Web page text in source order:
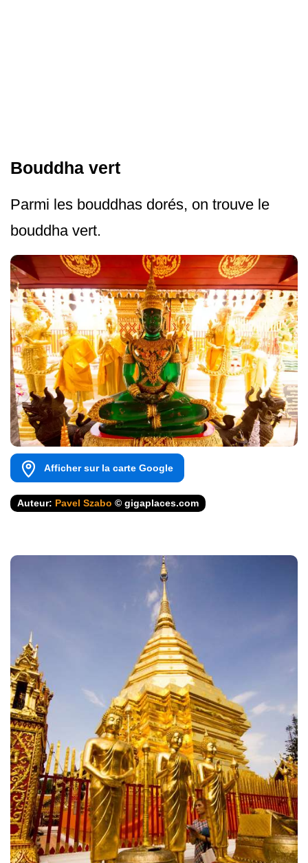
Bouddha vert
Parmi les bouddhas dorés, on trouve le
bouddha vert.
Afficher sur la carte Google
Auteur: Pavel Szabo © gigaplaces.com